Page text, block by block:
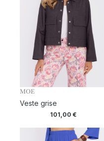
MOE
Veste grise
101,00 €